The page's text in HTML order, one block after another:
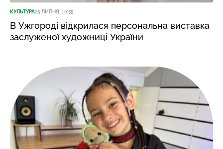
КУЛЬТУРА25 ЛИПНЯ, 10:55
В Ужгороді відкрилася персональна виставка
заслуженої художниці України